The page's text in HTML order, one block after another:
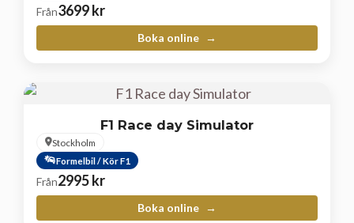
Från3699kr
Boka online
F1 Race day Simulator
Stockholm
Formelbil / Kör F1
Från2995kr
Boka online